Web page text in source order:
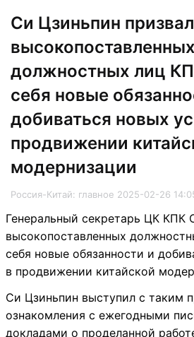
Си Цзиньпин призвал
высокопоставленных
должностных лиц
себя новые
добиваться новых
продвижении
модернизации
Россия-Китай: главное 2025-02-26